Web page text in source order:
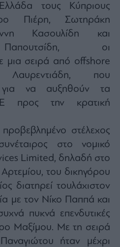
τους Κύπριους
Πιέρη, Σωτηράκη
Κασουλίδη και
οι
μια σειρά από offshore
που
για να αυξηθούν τα
προς την κρατική
στέλεχος
στο νομικό
Limited, δηλαδή στο
του δικηγόρου
διατηρεί τουλάχιστον
με τον Νίκο Παππά και
πυκνά επενδυτικές
Μαξίμου. Με τη σειρά
ήταν μέχρι